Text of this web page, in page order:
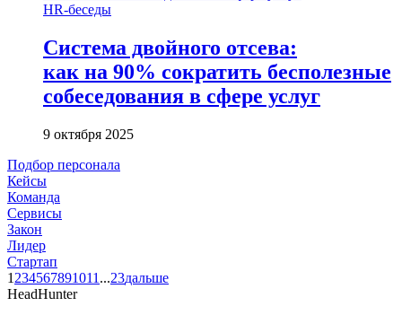
HR-беседы
Система двойного отсева:
как на 90% сократить бесполезные
собеседования в сфере услуг
9 октября 2025
Подбор персонала
Кейсы
Команда
Сервисы
Закон
Лидер
Стартап
1 234567891011 ...23дальше
HeadHunter